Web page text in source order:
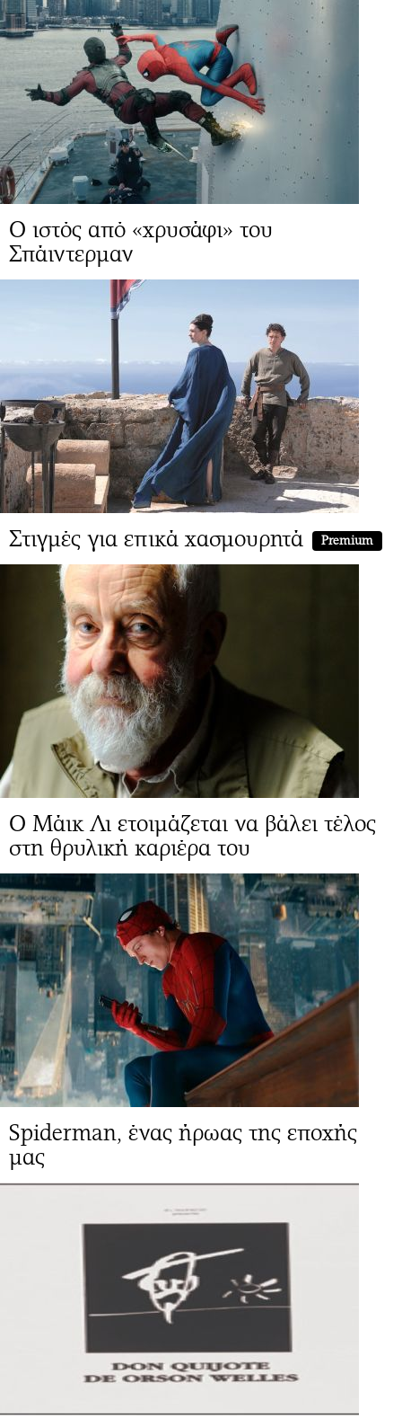
Ο ιστός από «χρυσάφι» του
Σπάιντερμαν
Στιγμές για επικά χασμουρητά Premium
Ο Μάικ Λι ετοιμάζεται να βάλει τέλος
στη θρυλική καριέρα του
Spiderman, ένας ήρωας της εποχής
μας